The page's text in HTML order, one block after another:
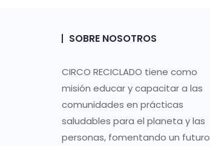
SOBRE NOSOTROS
CIRCO RECICLADO tiene como
misión educar y capacitar a las
comunidades en prácticas
saludables para el planeta y las
personas, fomentando un futuro